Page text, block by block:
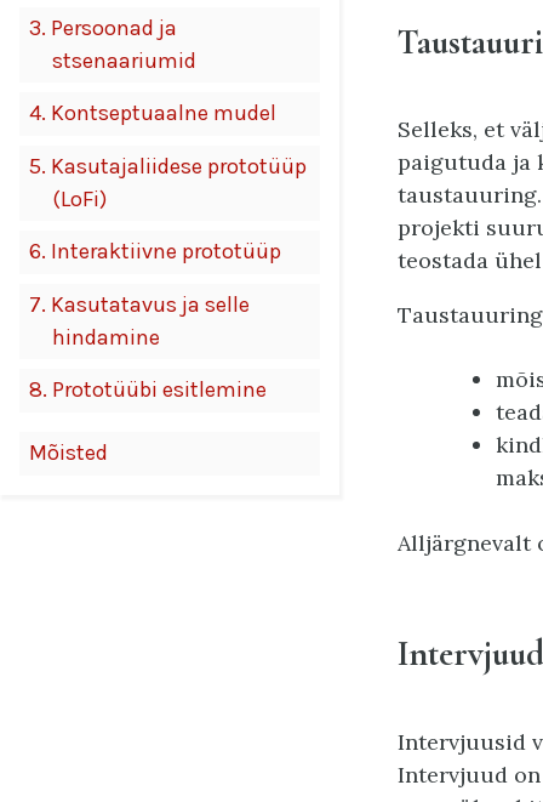
3. Persoonad ja
stsenaariumid
4. Kontseptuaalne mudel
5. Kasutajaliidese prototüüp
(LoFi)
6. Interaktiivne prototüüp
7. Kasutatavus ja selle
hindamine
8. Prototüübi esitlemine
Mõisted
Selleks, et
paigutuda ja
projekti
teostada
Alljärgnevalt
Intervjuud
Intervjuusid
Intervjuud